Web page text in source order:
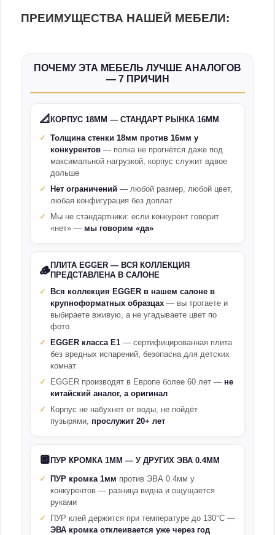
ПРЕИМУЩЕСТВА НАШЕЙ МЕБЕЛИ:
ПОЧЕМУ ЭТА МЕБЕЛЬ ЛУЧШЕ АНАЛОГОВ
— 7 ПРИЧИН
📐 КОРПУС 18ММ — СТАНДАРТ РЫНКА 16ММ
Толщина стенки 18мм против 16мм у
конкурентов — полка не прогнётся даже под
максимальной нагрузкой, корпус служит вдвое
дольше
Нет ограничений — любой размер, любой цвет,
любая конфигурация без доплат
Мы не стандартники: если конкурент говорит
«нет» — мы говорим «да»
🪵ПЛИТА EGGER — ВСЯ КОЛЛЕКЦИЯ
ПРЕДСТАВЛЕНА В САЛОНЕ
Вся коллекция EGGER в нашем салоне в
крупноформатных образцах — вы трогаете и
выбираете вживую, а не угадываете цвет по
фото
EGGER класса E1 — сертифицированная плита
без вредных испарений, безопасна для детских
комнат
EGGER производят в Европе более 60 лет — не
китайский аналог, а оригинал
Корпус не набухнет от воды, не пойдёт
пузырями, прослужит 20+ лет
🔲ПУР КРОМКА 1ММ — У ДРУГИХ ЭВА 0.4ММ
ПУР кромка 1мм против ЭВА 0.4мм у
конкурентов — разница видна и ощущается
руками
ПУР клей держится при температуре до 130°С —
ЭВА кромка отклеивается уже через год